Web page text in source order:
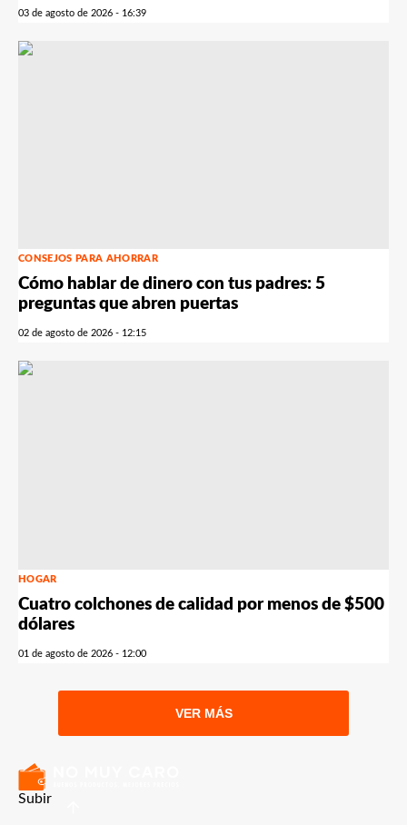
03 de agosto de 2026 - 16:39
CONSEJOS PARA AHORRAR
Cómo hablar de dinero con tus padres: 5
preguntas que abren puertas
02 de agosto de 2026 - 12:15
HOGAR
Cuatro colchones de calidad por menos de $500
dólares
01 de agosto de 2026 - 12:00
VER MÁS
Subir